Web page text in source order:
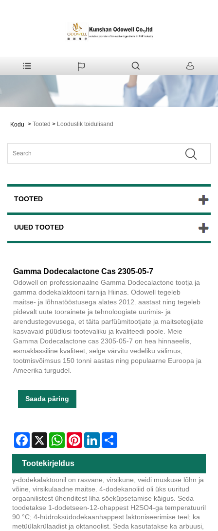
Kodu > Tooted > Looduslik toidulisand
TOOTED
UUED TOOTED
Gamma Dodecalactone Cas 2305-05-7
Odowell on professionaalne Gamma Dodecalactone tootja ja
gamma dodekalaktooni tarnija Hiinas. Odowell tegeleb
maitse- ja lõhnatööstusega alates 2012. aastast ning tegeleb
pidevalt uute toorainete ja tehnoloogiate uurimis- ja
arendustegevusega, et täita parfüümitootjate ja maitsetegijate
kasvavaid püüdlusi tootevaliku ja kvaliteedi poole. Meie
Gamma Dodecalactone cas 2305-05-7 on hea hinnaeelis,
esmaklassiline kvaliteet, selge värvitu vedeliku välimus,
tootmisvõimsus 150 tonni aastas ning populaarne Euroopa ja
Ameerika turgudel.
Saada päring
Facebook
X WhatsAppPinterestLinkedIn
Tootekirjeldus
γ-dodekalaktoonil on rasvane, virsikune, veidi muskuse lõhn ja
võine, virsikulaadne maitse. 4-dodekanoliid oli üks uuritud
orgaanilistest ühenditest liha söeküpsetamise käigus. Seda
toodetakse 1-dodetseen-12-ohappest H2SO4-ga temperatuuril
90 °C; 4-hüdroksüdodekaanhappest laktoniseerimise teel; ka
metüülakrülaadist ja oktanoolist. Seda kasutatakse ka arbuusi,